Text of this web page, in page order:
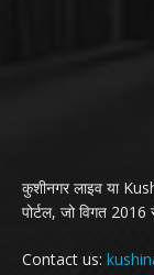
कुशीनगर लाइव या
पोर्टल, जो विगत
Contact us: